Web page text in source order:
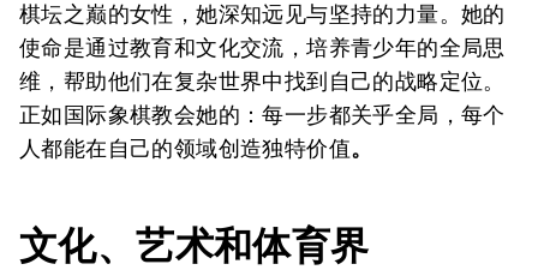
棋坛之巅的女性，她深知远见与坚持的力量。她的
使命是通过教育和文化交流，培养青少年的全局思
维，帮助他们在复杂世界中找到自己的战略定位。
正如国际象棋教会她的：每一步都关乎全局，每个
人都能在自己的领域创造独特价值。
文化、艺术和体育界